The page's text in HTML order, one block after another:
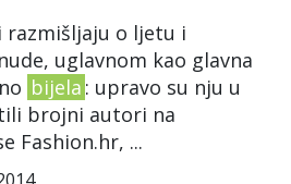
razmišljaju o ljetu i
uglavnom kao glavna
bijela : upravo su nju u
brojni autori na
Fashion.hr, ...